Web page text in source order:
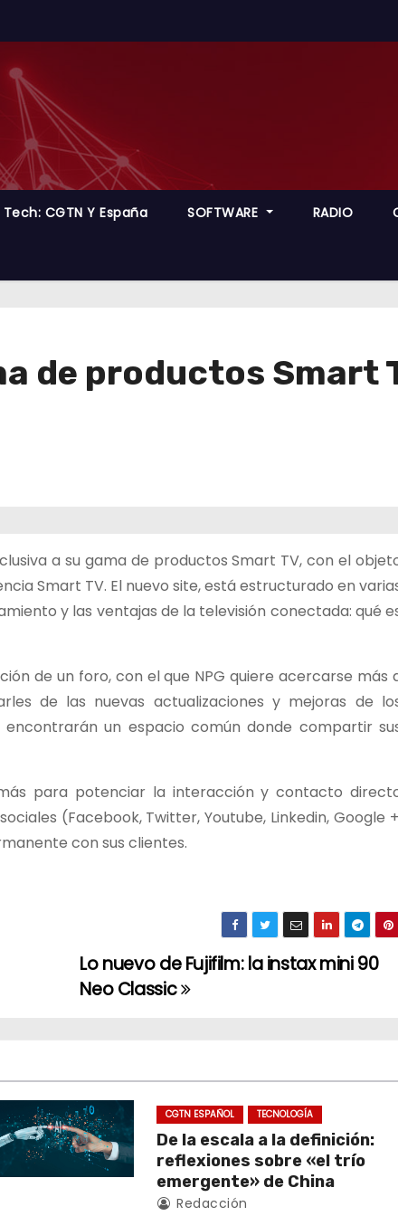
CGTN Y España SOFTWARE RADIO
de productos Smart
a su gama de productos Smart TV, con el
Smart TV. El nuevo site, está estructurado en
y las ventajas de la televisión conectada: qué
de un foro, con el que NPG quiere acercarse más
de las nuevas actualizaciones y mejoras de
un espacio común donde compartir
para potenciar la interacción y contacto
(Facebook, Twitter, Youtube, Linkedin, Google
con sus clientes.
Lo nuevo de Fujifilm: la instax mini 90
Neo Classic
CGTN ESPAÑOL TECNOLOGÍA
De la escala a la definición:
reflexiones sobre «el trío
emergente» de China
Redacción